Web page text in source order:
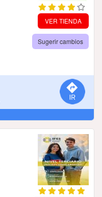
VER TIENDA
Sugerir cambios